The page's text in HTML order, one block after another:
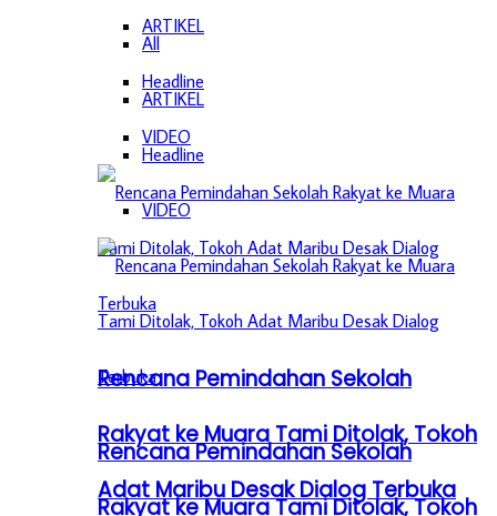
ARTIKEL
Headline
VIDEO
Rencana Pemindahan Sekolah
Rakyat ke Muara Tami Ditolak, Tokoh
Adat Maribu Desak Dialog Terbuka
All
ARTIKEL
Headline
VIDEO
Rencana Pemindahan Sekolah
Rakyat ke Muara Tami Ditolak, Tokoh